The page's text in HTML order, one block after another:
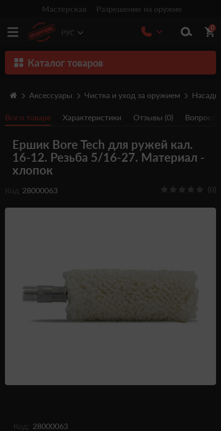
Мастерская Разрешение на оружие
РУС
0
Каталог товаров
Травматическое оружие
Пистолеты
Оптика
Аксессуары Чистка и уход за оружием
Все о товаре Характеристики Отзывы (0) Вопрос/
Ершик Bore Tech для ружей кал.
16-12. Резьба 5/16-27. Материал -
хлопок
Код 28000063 (0)
Код: 28000063